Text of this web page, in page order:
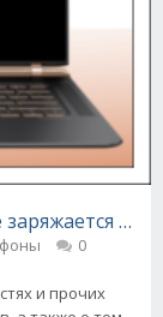
заряжается
0
и прочих